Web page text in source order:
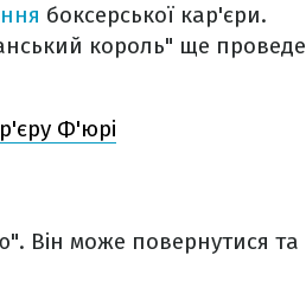
боксерської кар'єри.
король" ще проведе
Ф'юрі
Він може повернутися та